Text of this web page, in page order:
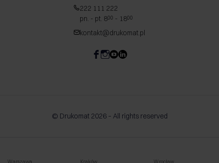
222 111 222
pn. - pt. 800 - 1800
kontakt@drukomat.pl
© Drukomat 2026 – All rights reserved